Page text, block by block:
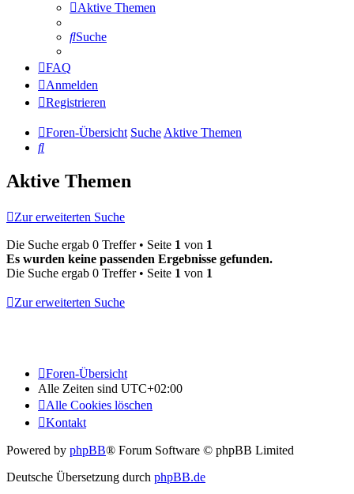
Aktive Themen
Suche
FAQ
Anmelden
Registrieren
Foren-Übersicht SucheAktive Themen
Suche
Aktive Themen
Zur erweiterten Suche
Die Suche ergab 0 Treffer • Seite 1 von 1
Es wurden keine passenden Ergebnisse gefunden.
Die Suche ergab 0 Treffer • Seite 1 von 1
Zur erweiterten Suche
Foren-Übersicht
Alle Zeiten sind UTC+02:00
Alle Cookies löschen
Kontakt
Powered by phpBB® Forum Software © phpBB Limited
Deutsche Übersetzung durch phpBB.de